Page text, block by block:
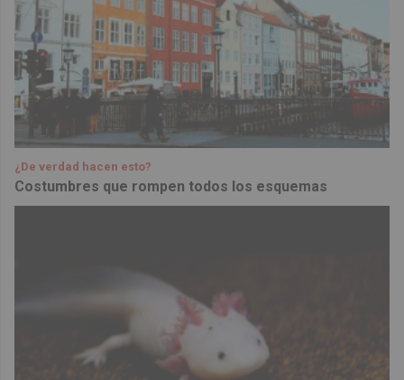
¿De verdad hacen esto?
Costumbres que rompen todos los esquemas